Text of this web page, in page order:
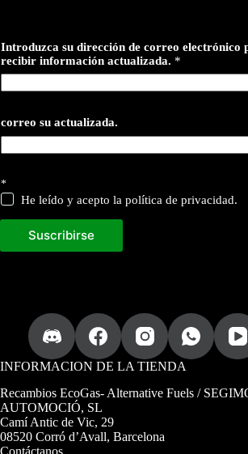
Introduzca su dirección de correo electrónico
recibir información actualizada. *
correo su actualizada.
*
He leído y acepto la política de privacidad.
Suscribirse
INFORMACION DE LA TIENDA
Recambios EcoGas- Alternative Fuels /
AUTOMOCIÓ, SL
Camí Antic de Vic, 29
08520 Corró d’Avall, Barcelona